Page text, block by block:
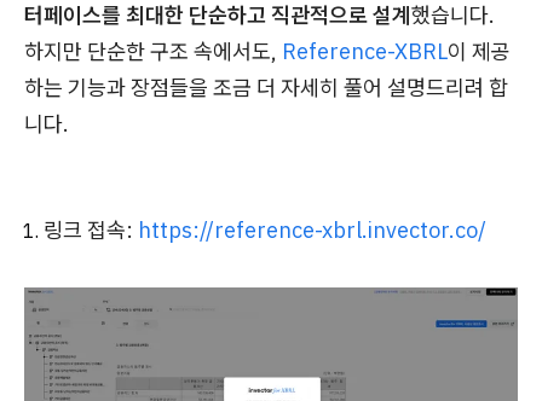
터페이스를 최대한 단순하고 직관적으로 설계했습니다.
하지만 단순한 구조 속에서도, Reference-XBRL이 제공
하는 기능과 장점들을 조금 더 자세히 풀어 설명드리려 합
니다.
링크 접속: https://reference-xbrl.invector.co/